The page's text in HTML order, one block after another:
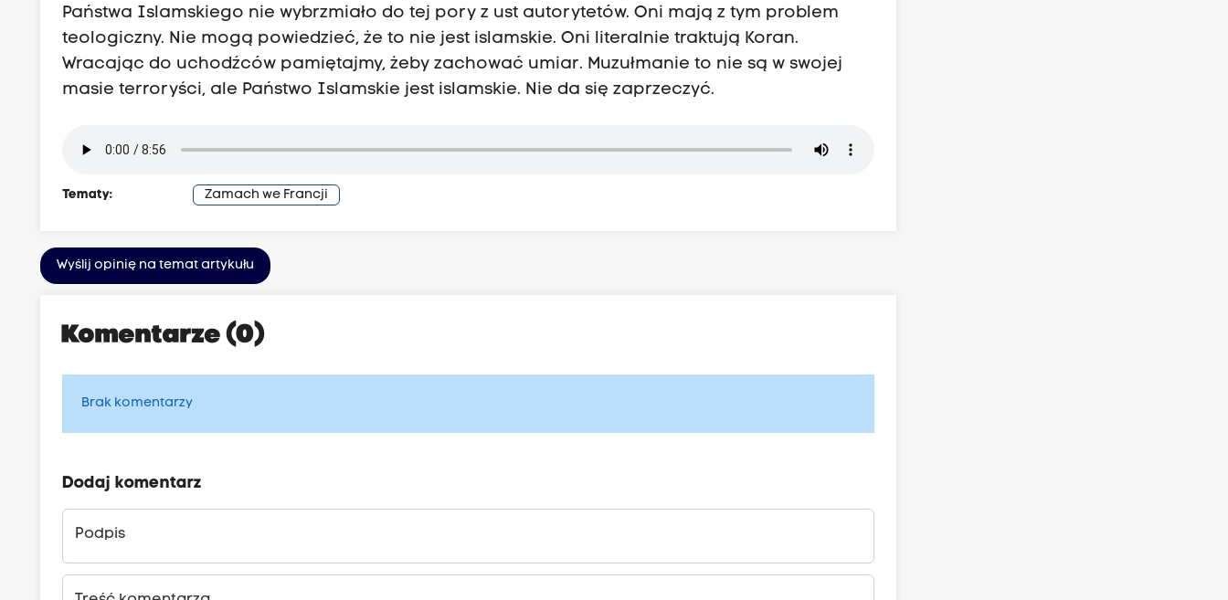
Państwa Islamskiego nie wybrzmiało do tej pory z ust autorytetów. Oni mają z tym problem
teologiczny. Nie mogą powiedzieć, że to nie jest islamskie. Oni literalnie traktują Koran.
Wracając do uchodźców pamiętajmy, żeby zachować umiar. Muzułmanie to nie są w swojej
masie terroryści, ale Państwo Islamskie jest islamskie. Nie da się zaprzeczyć.
Tematy: Zamach we Francji
Wyślij opinię na temat artykułu
Komentarze (0)
Brak komentarzy
Dodaj komentarz
Podpis